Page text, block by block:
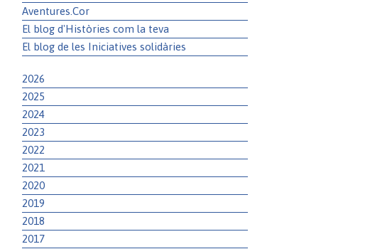
Aventures.Cor
El blog d'Històries com la teva
El blog de les Iniciatives solidàries
2026
2025
2024
2023
2022
2021
2020
2019
2018
2017